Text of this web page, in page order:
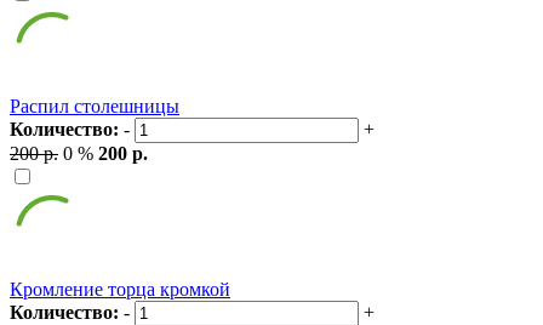
Распил столешницы
Количество: -
+
200 р. 0 % 200 р.
Кромление торца кромкой
Количество: -
+